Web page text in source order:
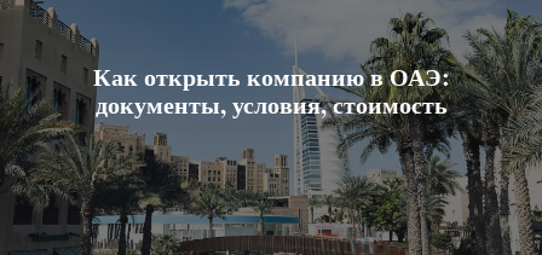
Как открыть компанию в ОАЭ:
документы, условия, стоимость